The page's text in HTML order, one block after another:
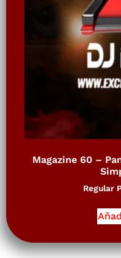
Magazine 60 –
Regular